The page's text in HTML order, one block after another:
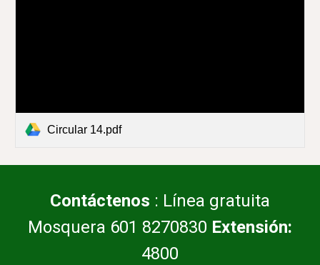
Circular 14.pdf
Contáctenos : Línea gratuita
Mosquera 601 8270830 Extensión:
4800